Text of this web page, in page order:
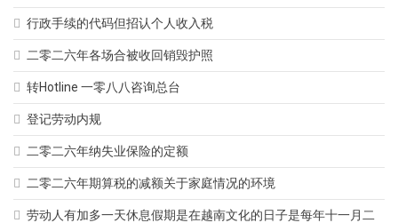
行政手续的代码但招认个人收入税
二零二六年各场合被收回销毁护照
转Hotline 一零八八咨询总台
登记劳动内规
二零二六年纳失业保险的定额
二零二六年期算税的减额关于家庭情况的环境
劳动人有加多一天休息假期是在越南文化的日子是每年十一月二